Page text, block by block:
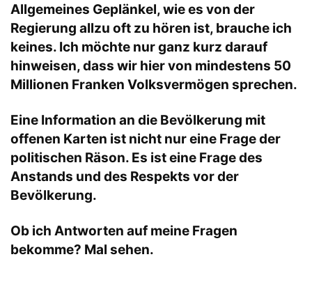
Allgemeines Geplänkel, wie es von der
Regierung allzu oft zu hören ist, brauche ich
keines. Ich möchte nur ganz kurz darauf
hinweisen, dass wir hier von mindestens 50
Millionen Franken Volksvermögen sprechen.
Eine Information an die Bevölkerung mit
offenen Karten ist nicht nur eine Frage der
politischen Räson. Es ist eine Frage des
Anstands und des Respekts vor der
Bevölkerung.
Ob ich Antworten auf meine Fragen
bekomme? Mal sehen.